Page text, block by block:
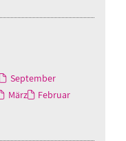
September
März
Februar